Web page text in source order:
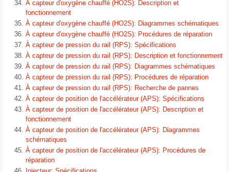
À capteur d′oxygène chauffé (HO2S): Description et
fonctionnement
À capteur d′oxygène chauffé (HO2S): Diagrammes schématiques
À capteur d′oxygène chauffé (HO2S): Procédures de réparation
À capteur de pression du rail (RPS): Spécifications
À capteur de pression du rail (RPS): Description et fonctionnement
À capteur de pression du rail (RPS): Diagrammes schématiques
À capteur de pression du rail (RPS): Procédures de réparation
À capteur de pression du rail (RPS): Recherche de pannes
À capteur de position de l′accélérateur (APS): Spécifications
À capteur de position de l′accélérateur (APS): Description et
fonctionnement
À capteur de position de l′accélérateur (APS): Diagrammes
schématiques
À capteur de position de l′accélérateur (APS): Procédures de
réparation